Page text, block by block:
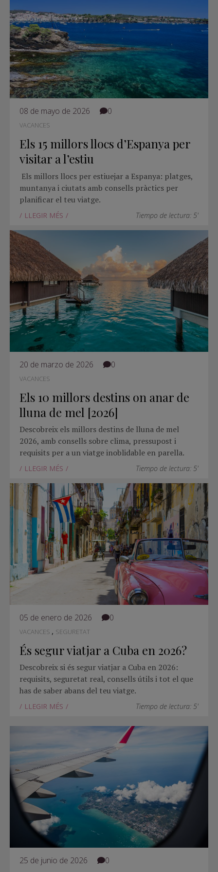
08 de mayo de 2026 0
VACANCES
Els 15 millors llocs d’Espanya per
visitar a l’estiu
Els millors llocs per estiuejar a Espanya: platges,
muntanya i ciutats amb consells pràctics per
planificar el teu viatge.
LLEGIR MÉS Tiempo de lectura: 5'
20 de marzo de 2026 0
VACANCES
Els 10 millors destins on anar de
lluna de mel [2026]
Descobreix els millors destins de lluna de mel
2026, amb consells sobre clima, pressupost i
requisits per a un viatge inoblidable en parella.
LLEGIR MÉS Tiempo de lectura: 5'
05 de enero de 2026 0
VACANCES , SEGURETAT
És segur viatjar a Cuba en 2026?
Descobreix si és segur viatjar a Cuba en 2026:
requisits, seguretat real, consells útils i tot el que
has de saber abans del teu viatge.
LLEGIR MÉS Tiempo de lectura: 5'
25 de junio de 2026 0